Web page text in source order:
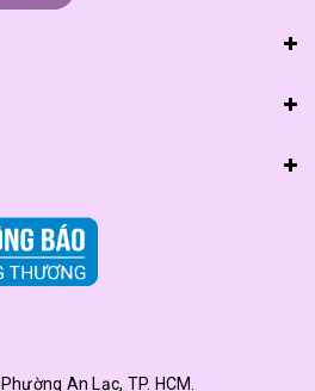
An Lạc, TP. HCM.